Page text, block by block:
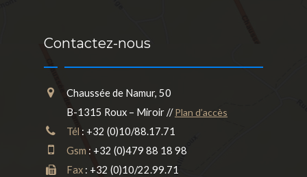
Contactez-nous
Chaussée de Namur, 50
B-1315 Roux – Miroir //Plan d’accès
Tél : +32 (0)10/88.17.71
Gsm : +32 (0)479 88 18 98
Fax : +32 (0)10/22.99.71